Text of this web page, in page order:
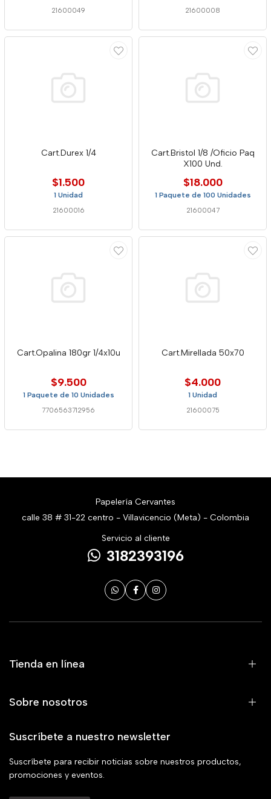
21600049 21600008
Cart.Durex 1/4
$1.500
1 Unidad
21600016
Cart.Bristol 1/8 /Oficio Paq
X100 Und.
$18.000
1 Paquete de 100 Unidades
21600047
Cart.Opalina 180gr 1/4x10u
$9.500
1 Paquete de 10 Unidades
7706563712956
Cart.Mirellada 50x70
$4.000
1 Unidad
21600075
Papelería Cervantes
calle 38 # 31-22 centro - Villavicencio (Meta) - Colombia
Servicio al cliente
3182393196
Tienda en línea
Sobre nosotros
Suscríbete a nuestro newsletter
Suscríbete para recibir noticias sobre nuestros productos,
promociones y eventos.